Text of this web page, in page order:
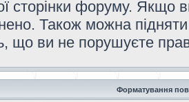
сторінки форуму. Якщо
Також можна
що ви не порушуєте
Форматування